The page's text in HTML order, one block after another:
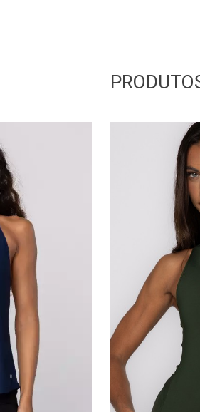
Medidas da modelo:
Altura: 168cm
Busto: 87cm
•Cintura:
• Quadril: